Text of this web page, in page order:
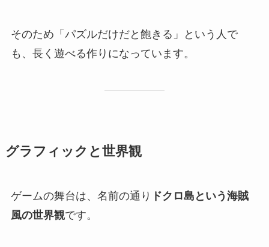
そのため「パズルだけだと飽きる」という人で
も、長く遊べる作りになっています。
グラフィックと世界観
ゲームの舞台は、名前の通り ドクロ島という海賊
風の世界観です。